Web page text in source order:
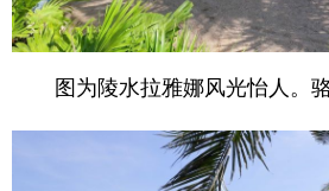
图为陵水拉雅娜风光怡人。